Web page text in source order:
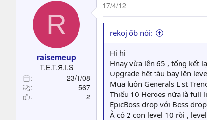
R
raisemeup
T.E.T.Я.I.S
23/1/08
567
2
17/4/12
rekoj ốb nói:
Hi hi
Hnay vừa lên 65 , tổng kết
Upgrade hết tàu bay lên
Mua luôn Generals List
Thiếu 10 Heroes nữa là full
EpicBoss drop với Boss
À có 2 con level 10 rồi ,